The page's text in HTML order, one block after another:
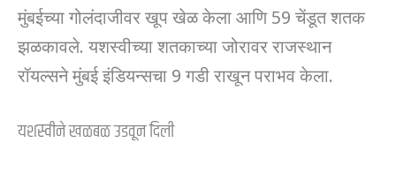
मुंबईच्या गोलंदाजीवर खूप खेळ केला आणि 59 चेंडूत शतक
झळकावले. यशस्वीच्या शतकाच्या जोरावर राजस्थान
रॉयल्सने मुंबई इंडियन्सचा 9 गडी राखून पराभव केला.
यशस्वीने खळबळ उडवून दिली